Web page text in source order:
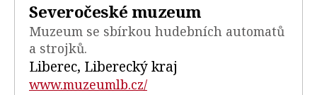
Severočeské muzeum
Muzeum se sbírkou hudebních automatů
a strojků.
Liberec, Liberecký kraj
www.muzeumlb.cz/